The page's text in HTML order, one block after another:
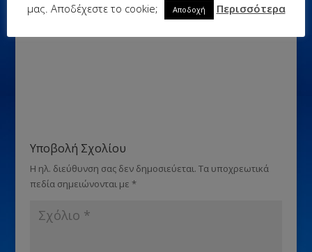
Υποβολή Σχολίου
Η ηλ. διεύθυνση σας δεν δημοσιεύεται. Τα υποχρεωτικά
πεδία σημειώνονται με *
μας. Αποδέχεστε το cookie;
Αποδοχή Περισσότερα